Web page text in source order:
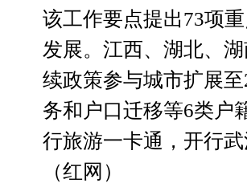
该工作要点提出73项
发展。江西、湖北、
续政策参与城市扩展
务和户口迁移等6类户
行旅游一卡通，开行
（红网）